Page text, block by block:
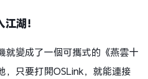
湖！
就變成了一個可攜式的《燕雲十
，只要打開OSLink，就能連接